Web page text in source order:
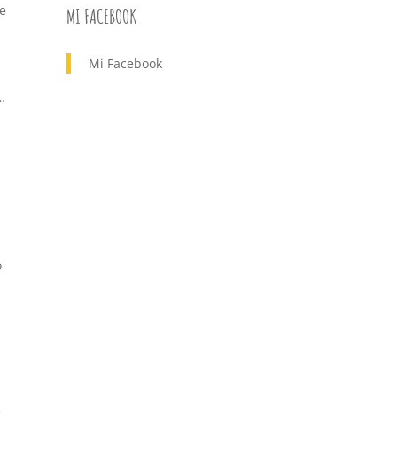
MI FACEBOOK
Mi Facebook